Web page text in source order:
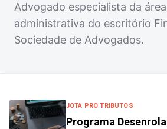
Advogado especialista da
administrativa do escritório
Sociedade de Advogados.
JOTA PRO TRIBUTOS
Programa